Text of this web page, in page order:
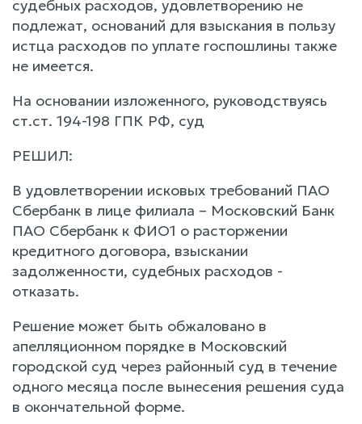
судебных расходов, удовлетворению не
подлежат, оснований для взыскания в пользу
истца расходов по уплате госпошлины также
не имеется.
На основании изложенного, руководствуясь
ст.ст. 194-198 ГПК РФ, суд
РЕШИЛ:
В удовлетворении исковых требований ПАО
Сбербанк в лице филиала – Московский Банк
ПАО Сбербанк к ФИО1 о расторжении
кредитного договора, взыскании
задолженности, судебных расходов -
отказать.
Решение может быть обжаловано в
апелляционном порядке в Московский
городской суд через районный суд в течение
одного месяца после вынесения решения суда
в окончательной форме.